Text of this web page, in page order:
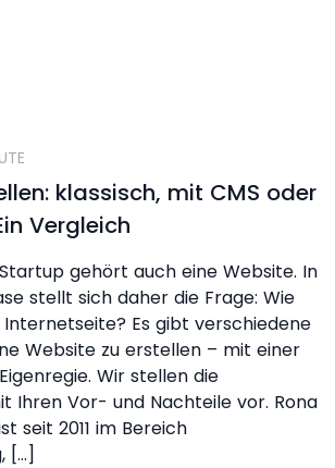
klassisch, mit CMS oder
Vergleich
gehört auch eine Website. In
stellt sich daher die Frage: Wie
Es gibt verschiedene
Website zu erstellen – mit einer
Wir stellen die
Ihren Vor- und Nachteile vor. Rona
seit 2011 im Bereich
[…]